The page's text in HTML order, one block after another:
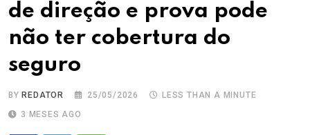
de direção e prova pode
não ter cobertura do
seguro
BY REDATOR 25/05/2026
LESS THAN A MINUTE
3 MESES AGO